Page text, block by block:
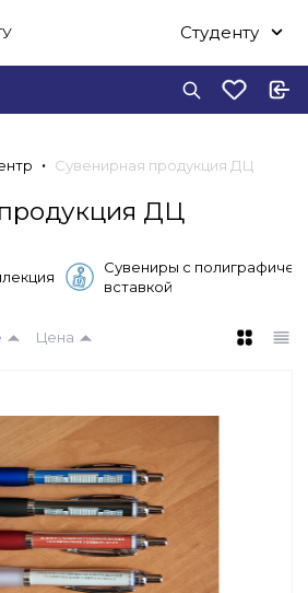
Студенту
Сувенирная продукция ДЦ
ДЦ
Сувениры с
вставкой
Цена